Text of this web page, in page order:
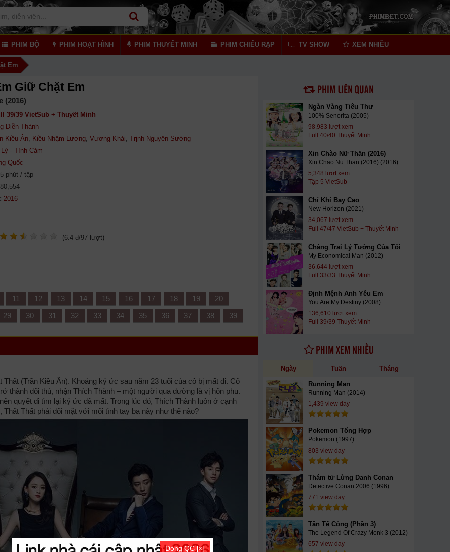
PHIM BỘ PHIM HOẠT HÌNH PHIM THUYẾT MINH PHIM CHIẾU RẠP TV SHOW XEM NHIỀU
Em
Giữ Chặt Em
(2016)
39/39 VietSub + Thuyết Minh
Diễn Thành
Kiều Ân, Kiều Nhậm Lương, Vương Khải, Trịnh Nguyên Sướng
- Tình Cảm
Quốc
phút / tập
(6.4 đ/97 lượt)
11 12 13 14 15 16 17 18 19
20
29 30 31 32 33 34 35 36 37 38 39
(Trần Kiều Ân). Khoảng ký ức sau năm 23 tuổi của cô bị mất đi. Cô
thành đối thủ, nhận Thích Thành – một người qua đường là vị hôn phu.
quyết đi tìm lại ký ức đã mất. Trong lúc đó, Thích Thành luôn ở cạnh
Thất phải đối mặt với mối tình tay ba này như thế nào?
PHIM LIÊN QUAN
Ngàn Vàng Tiêu Thư
100% Senorita (2005)
98,983 lượt xem
Full 40/40 Thuyết Minh
Xin Chào Nữ Thần (2016)
Xin Chao Nu Than (2016) (2016)
5,348 lượt xem
Tập 5 VietSub
Chí Khí Bay Cao
New Horizon (2021)
34,067 lượt xem
Full 47/47 VietSub + Thuyết Minh
Chàng Trai Lý Tưởng Của Tôi
My Economical Man (2012)
36,644 lượt xem
Full 33/33 Thuyết Minh
Định Mệnh Anh Yêu Em
You Are My Destiny (2008)
136,610 lượt xem
Full 39/39 Thuyết Minh
PHIM XEM NHIỀU
Ngày Tuần Tháng
Running Man
Running Man (2014)
1,439 view day
Pokemon Tổng Hợp
Pokemon (1997)
803 view day
Thám tử Lừng Danh Conan
Detective Conan 2006 (1996)
771 view day
Tân Tế Công (Phần 3)
The Legend Of Crazy Monk 3 (2012)
657 view day
Đóng QC [×]